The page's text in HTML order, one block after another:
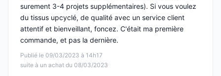
Publié le 09/03/2023 à 14h17
suite à un achat du 08/03/2023
surement 3-4 projets supplémentaires). Si vous voulez
du tissus upcyclé, de qualité avec un service client
attentif et bienveillant, foncez. C'était ma première
commande, et pas la dernière.